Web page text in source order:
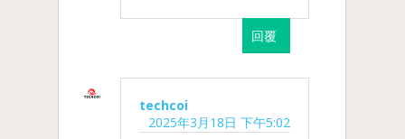
回覆
techcoi
2025年3月18日 下午5:02